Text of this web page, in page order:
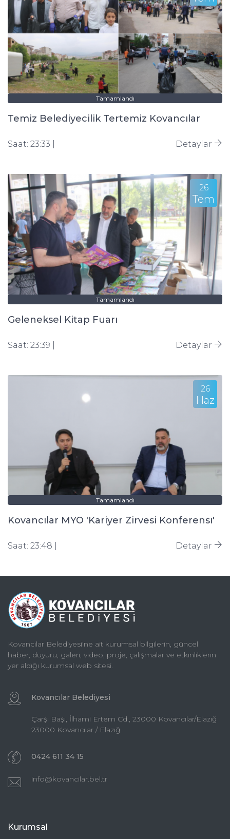
Tamamlandı
Temiz Belediyecilik Tertemiz Kovancılar
Saat: 23:33 | Detaylar
Tamamlandı
26
Tem
Geleneksel Kitap Fuarı
Saat: 23:39 | Detaylar
Tamamlandı
26
Haz
Kovancılar MYO 'Kariyer Zirvesi Konferensı'
Saat: 23:48 | Detaylar
Kovancılar Belediyesi'ne ait kurumsal bilgilerin, güncel
haber, duyuru, galeri, video, proje, çalışmalar ve etkinliklerin
yer aldığı kurumsal web sitesi.
Kovancılar Belediyesi
Çarşı Başı, İlhami Ertem Cd., 23000 Kovancılar/Elazığ
23000 Kovancılar / Elazığ
0424 611 34 15
info@kovancilar.bel.tr
Kurumsal